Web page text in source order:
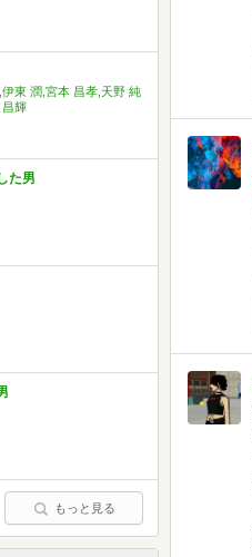
東 潤,宮本 昌孝,天野 純
昌輝
た男
もっと見る